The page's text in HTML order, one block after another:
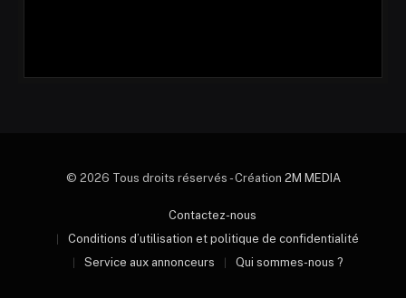
© 2026 Tous droits réservés - Création 2M MEDIA
Contactez-nous
Conditions d’utilisation et politique de confidentialité
Service aux annonceurs
Qui sommes-nous ?